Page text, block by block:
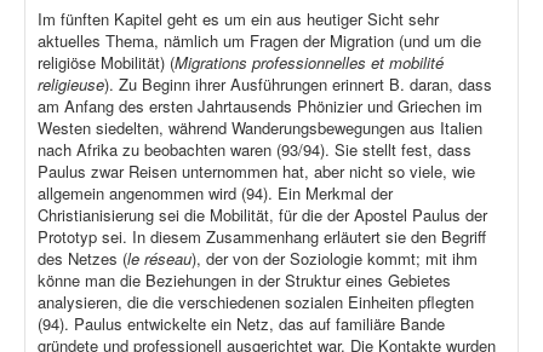
Im fünften Kapitel geht es um ein aus heutiger Sicht sehr
aktuelles Thema, nämlich um Fragen der Migration (und um die
religiöse Mobilität) (Migrations professionnelles et mobilité
religieuse). Zu Beginn ihrer Ausführungen erinnert B. daran, dass
am Anfang des ersten Jahrtausends Phönizier und Griechen im
Westen siedelten, während Wanderungsbewegungen aus Italien
nach Afrika zu beobachten waren (93/94). Sie stellt fest, dass
Paulus zwar Reisen unternommen hat, aber nicht so viele, wie
allgemein angenommen wird (94). Ein Merkmal der
Christianisierung sei die Mobilität, für die der Apostel Paulus der
Prototyp sei. In diesem Zusammenhang erläutert sie den Begriff
des Netzes (le réseau), der von der Soziologie kommt; mit ihm
könne man die Beziehungen in der Struktur eines Gebietes
analysieren, die die verschiedenen sozialen Einheiten pflegten
(94). Paulus entwickelte ein Netz, das auf familiäre Bande
gründete und professionell ausgerichtet war. Die Kontakte wurden